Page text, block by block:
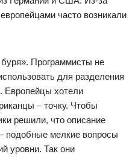
часто возникали
Программисты не
для разделения
Европейцы хотели
– точку. Чтобы
решили, что описание
подобные мелкие вопросы
уровни. Так они